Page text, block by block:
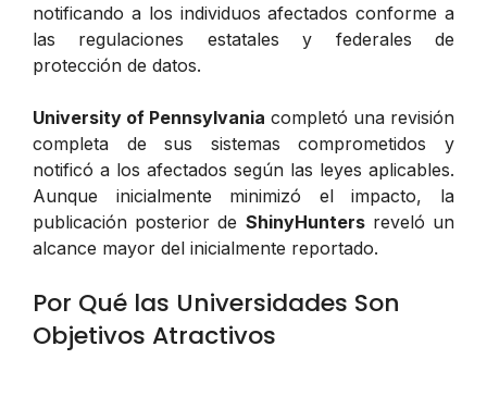
notificando a los individuos afectados conforme a
las regulaciones estatales y federales de
protección de datos.
University of Pennsylvania completó una revisión
completa de sus sistemas comprometidos y
notificó a los afectados según las leyes aplicables.
Aunque inicialmente minimizó el impacto, la
publicación posterior de ShinyHuntersreveló un
alcance mayor del inicialmente reportado.
Por Qué las Universidades Son
Objetivos Atractivos